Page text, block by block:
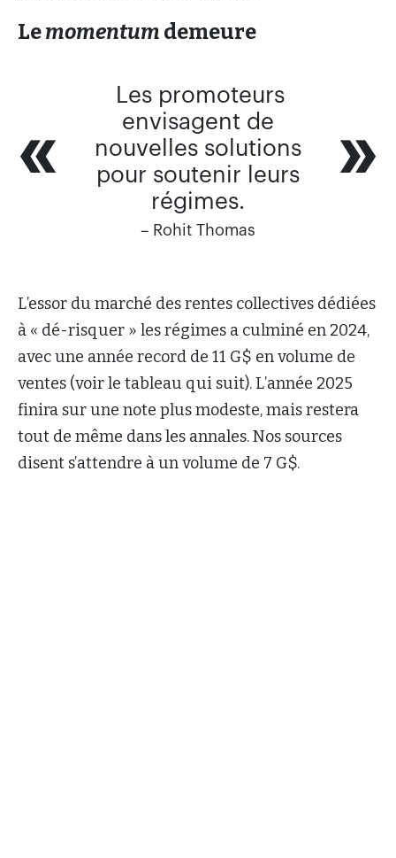
Lemomentum demeure
Les promoteurs
envisagent de
nouvelles solutions
pour soutenir leurs
régimes.
– Rohit Thomas
L’essor du marché des rentes collectives dédiées
à « dé-risquer » les régimes a culminé en 2024,
avec une année record de 11 G$ en volume de
ventes (voir le tableau qui suit). L’année 2025
finira sur une note plus modeste, mais restera
tout de même dans les annales. Nos sources
disent s’attendre à un volume de 7 G$.